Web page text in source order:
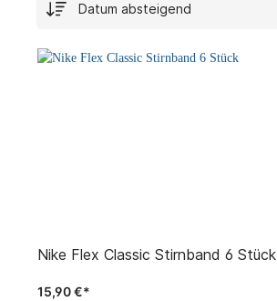
Nike Flex Classic Stirnband 6 Stück
15,90 €*